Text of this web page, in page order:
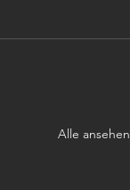
Alle ansehen